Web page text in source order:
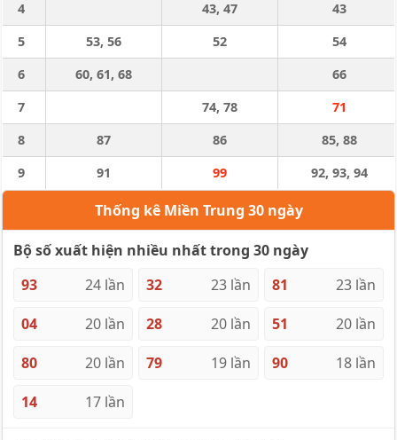
4
43, 47
43
5
53, 56 52
54
6
60, 61, 68
66
7
74, 78
71
8
87 86
85, 88
9
91 99 92, 93, 94
Thống kê Miền Trung 30 ngày
Bộ số xuất hiện nhiều nhất trong 30 ngày
93
24 lần 32 23 lần 81
23 lần
04
20 lần 28 20 lần 51
20 lần
80
20 lần 79 19 lần 90
18 lần
14
17 lần